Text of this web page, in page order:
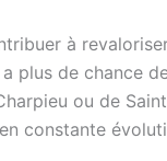
à
plus de chance
ou de
constante